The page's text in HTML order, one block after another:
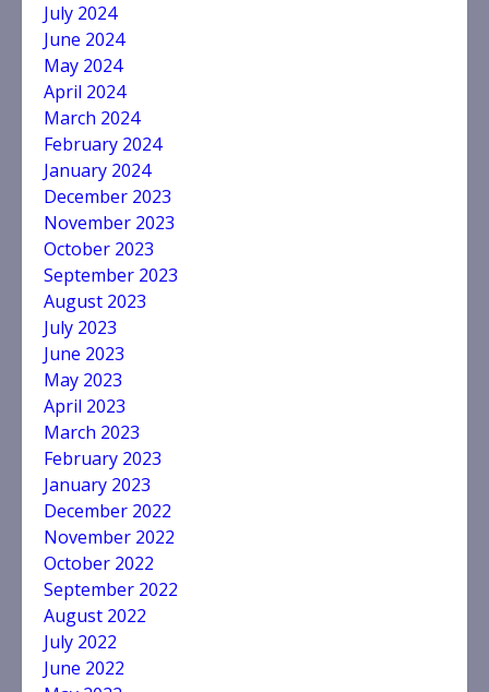
July 2024
June 2024
May 2024
April 2024
March 2024
February 2024
January 2024
December 2023
November 2023
October 2023
September 2023
August 2023
July 2023
June 2023
May 2023
April 2023
March 2023
February 2023
January 2023
December 2022
November 2022
October 2022
September 2022
August 2022
July 2022
June 2022
3
4